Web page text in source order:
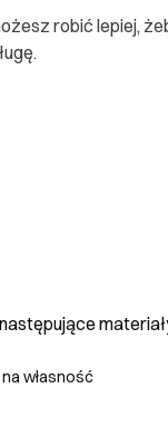
robić lepiej,
własność